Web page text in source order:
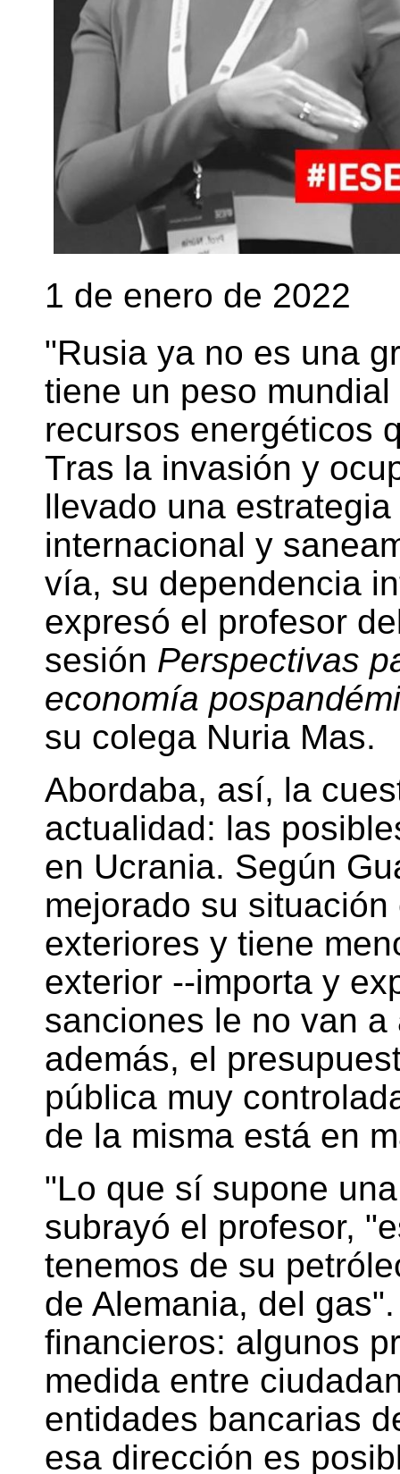
1 de enero de 2022
"Rusia ya no es una
tiene un peso
recursos energéticos
Tras la invasión y
llevado una
internacional y
vía, su dependencia
expresó el profesor
sesión Perspectivas
economía
su colega Nuria Mas.
Abordaba, así, la
actualidad: las
en Ucrania. Según
mejorado su
exteriores y tiene
exterior --importa y
sanciones le no van
además, el
pública muy
de la misma está en
"Lo que sí supone
subrayó el profesor,
tenemos de su
de Alemania, del
financieros: algunos
medida entre
entidades bancarias
esa dirección es